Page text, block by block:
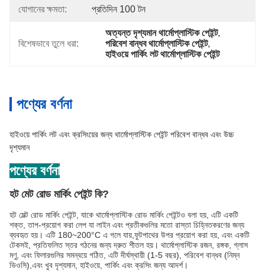
যোগানের ক্ষমতা: প্রতিদিন 100 টন
বিশেষভাবে তুলে ধরা:
অত্যন্ত দৃশ্যমান থার্মোপ্লাস্টিক পেইন্ট,
পরিবেশ বান্ধব থার্মোপ্লাস্টিক পেইন্ট,
হাইওয়ে পার্কিং লট থার্মোপ্লাস্টিক পেইন্ট
পণ্যের বর্ণনা
হাইওয়ে পার্কিং লট এবং ক্রসিংয়ের জন্য থার্মোপ্লাস্টিক পেইন্ট পরিবেশ বান্ধব এবং উচ্চ
দৃশ্যমান
পণ্যের বর্ণনা
হট মেট রোড মার্কিং পেইন্ট কি?
হট মেল্ট রোড মার্কিং পেইন্ট, যাকে থার্মোপ্লাস্টিক রোড মার্কিং পেইন্টও বলা হয়, এটি একটি
শক্ত, তাপ-প্রয়োগ করা লেপ যা লাইন এবং প্রতীকগুলির মতো রাস্তা চিহ্নিতকরণের জন্য
ব্যবহৃত হয়। এটি 180~200°C এ গলে যায়,ফুটপাথের উপর প্রয়োগ করা হয়, এবং একটি
টেকসই, প্রতিফলিত স্তর গঠনের জন্য দ্রুত শীতল হয়। থার্মোপ্লাস্টিক রজন, রঙ্গক, গ্লাস
মণু, এবং ফিলারগুলির সমন্বয়ে গঠিত, এটি দীর্ঘস্থায়ী (1-5 বছর), পরিবেশ বান্ধব (নিম্ন
ভিওসি),এবং খুব দৃশ্যমান, হাইওয়ে, পার্কিং এবং ক্রসিং জন্য আদর্শ।